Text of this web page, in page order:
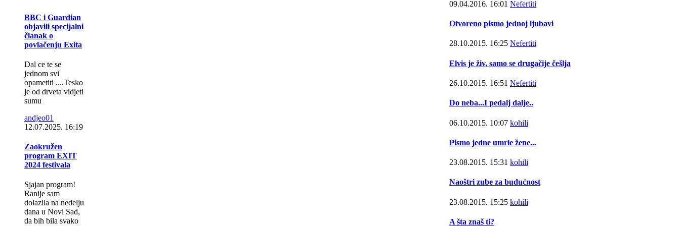
BBC i Guardian
objavili specijalni
članak o
povlačenju Exita
Dal ce te se
jednom svi
opametiti ....Tesko
je od drveta vidjeti
sumu
andjeo01
12.07.2025. 16:19
Zaokružen
program EXIT
2024 festivala
Sjajan program!
Ranije sam
dolazila na nedelju
dana u Novi Sad,
da bih bila svako
09.04.2016. 16:01 Nefertiti
Otvoreno pismo jednoj ljubavi
28.10.2015. 16:25 Nefertiti
Elvis je živ, samo se drugačije češlja
26.10.2015. 16:51 Nefertiti
Do neba...I pedalj dalje..
06.10.2015. 10:07 kohili
Pismo jedne umrle žene...
23.08.2015. 15:31 kohili
Naoštri zube za budućnost
23.08.2015. 15:25 kohili
A šta znaš ti?